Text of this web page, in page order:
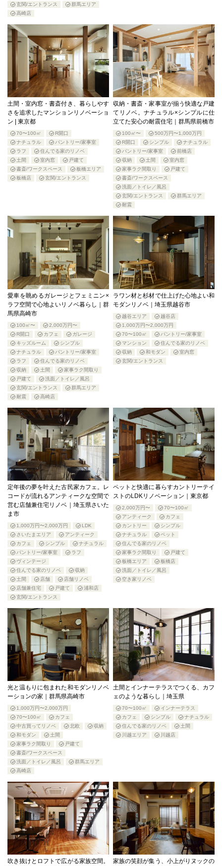
玄関/エントランス
群馬エリア
高崎店
土間・室内窓・書斎付き、暮らしやす
さを追求したマンションリノベーショ
ン | 東京都
70〜100㎡
R開口
ナチュラル
パントリー/家事室
ラフ
住んでる家のリノベ
土間
室内窓
戸建て
書斎/ワークスペース
板橋エリア
板橋店
玄関/エントランス
収納・書斎・家事室が揃う快適な戸建
てリノベ。ナチュラル×シンプルに仕
立てた安心の耐震住宅｜群馬県前橋市
100㎡〜
500万円〜1,000万円
R開口
シンプル
ナチュラル
パントリー/家事室
前橋店
収納
土間
室内窓
家事ラク間取り
戸建て
書斎/ワークスペース
洗面／トイレ／風呂
玄関/エントランス
群馬エリア
耐震
愛車を眺めるガレージとフェミニン×
ラフ空間で心地よいリノベ暮らし｜群
馬県高崎市
100㎡〜
2,000万円〜
R開口
カフェ
ガレージ
キッズルーム
シンプル
ナチュラル
パントリー/家事室
ラフ
住んでる家のリノベ
収納
土間
家事ラク間取り
戸建て
洗面／トイレ／風呂
玄関/エントランス
群馬エリア
耐震
高崎店
ラワン材と杉材で仕上げた心地よい和
モダンリノベ｜埼玉県越谷市
越谷エリア
越谷店
1,000万円〜2,000万円
70〜100㎡
パントリー/家事室
マンション
住んでる家のリノベ
収納
和モダン
室内窓
玄関/エントランス
定年後の夢を叶えた古民家カフェ。レ
コードが流れるアンティークな空間で
営む店舗兼住宅リノベ｜埼玉県さいた
ま市
1,000万円〜2,000万円
LDK
さいたまエリア
アンティーク
カフェ
シンプル
ナチュラル
パントリー/家事室
ラフ
ヴィンテージ
住んでる家のリノベ
収納
土間
店舗
店舗リノベ
店舗兼住宅
戸建て
浦和店
玄関/エントランス
ペットと快適に暮らすカントリーテイ
ストのLDKリノベーション｜東京都
2,000万円〜
70〜100㎡
アンティーク
カフェ
カントリー
シンプル
ナチュラル
ペット
住んでる家のリノベ
家事ラク間取り
戸建て
板橋エリア
板橋店
洗面／トイレ／風呂
空き家リノベ
光と温もりに包まれた和モダンリノベ
ーションの家｜群馬県高崎市
1,000万円〜2,000万円
70〜100㎡
カフェ
中古買ってリノベ
北欧
収納
和モダン
土間
家事ラク間取り
戸建て
書斎/ワークスペース
洗面／トイレ／風呂
群馬エリア
高崎店
土間とインナーテラスでつくる、カフ
ェのような暮らし｜埼玉県
70〜100㎡
インナーテラス
カフェ
シンプル
ナチュラル
住んでる家のリノベ
土間
川越エリア
川越店
吹き抜けとロフトで広がる家族空間。
家族の笑顔が集う、小上がりヌックの